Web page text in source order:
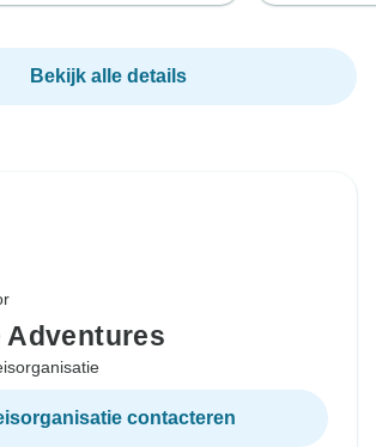
Bekijk alle details
Adventures
contacteren